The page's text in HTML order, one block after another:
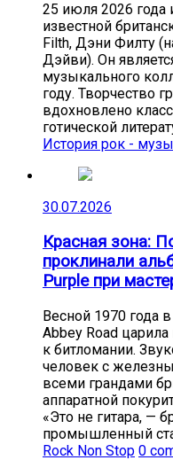
25 июля 2026 года
известной
Filth, Дэни Филту
Дэйви). Он
музыкального
году. Творчество
вдохновлено
готической
История рок -
30.07.2026
Красная зона:
проклинали
Purple при
Весной 1970 года
Abbey Road
к битломании.
человек с
всеми грандами
аппаратной
«Это не гитара, —
промышленный
Rock Non Stop 0